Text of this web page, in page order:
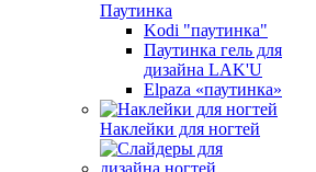
Паутинка
Kodi "паутинка"
Паутинка гель для
дизайна LAK'U
Elpaza «паутинка»
Наклейки для ногтей